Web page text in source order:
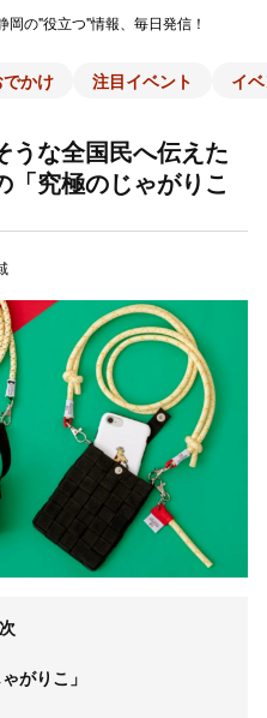
岡の"役立つ"情報、毎日発信！
かけ 注目イベント イ
うな全国民へ伝えた
「究極のじゃがりこ
がりこ」